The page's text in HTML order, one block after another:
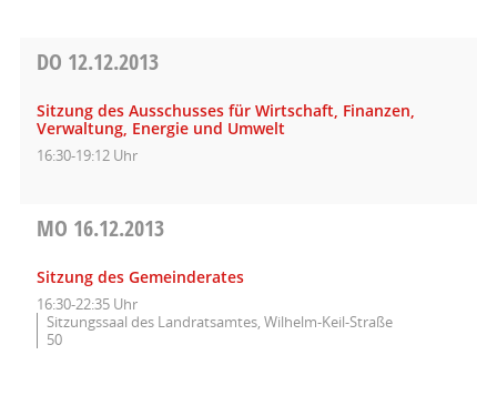
DO 12.12.2013
Sitzung des Ausschusses für Wirtschaft, Finanzen,
Verwaltung, Energie und Umwelt
16:30-19:12 Uhr
MO 16.12.2013
Sitzung des Gemeinderates
16:30-22:35 Uhr
Sitzungssaal des Landratsamtes, Wilhelm-Keil-Straße
50